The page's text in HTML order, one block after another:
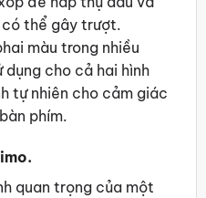
có thể gây trượt.
màu trong nhiều
dụng cho cả hai hình
tự nhiên cho cảm giác
phím.
quan trọng của một